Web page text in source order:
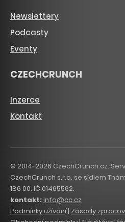
Newslettery
Podcasty
Eventy
CZECHCRUNCH
Inzerce
Kontakt
© 2014-2026 CzechCrunch.cz.
CzechCrunch s.r.o. se sídlem
186 00. IČ 01465562.
kontakt:info@cc.cz
Podmínky užívání| Zásady